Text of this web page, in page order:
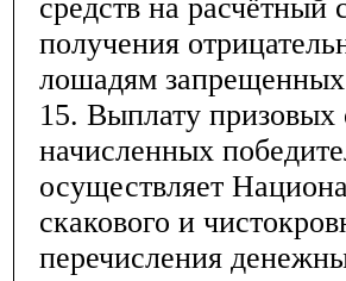
средств на расчётный
получения
лошадям
15. Выплату призовых
начисленных
осуществляет
скакового и
перечисления